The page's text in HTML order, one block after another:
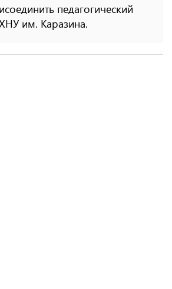
педагогический
им. Каразина.